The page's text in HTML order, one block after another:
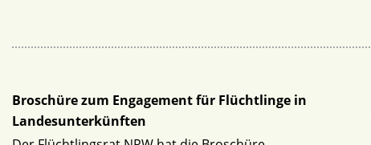
Broschüre zum Engagement für Flüchtlinge in
Landesunterkünften